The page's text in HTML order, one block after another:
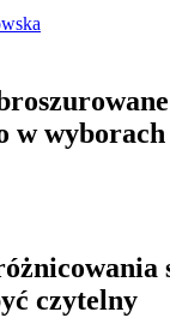
w
czytelny